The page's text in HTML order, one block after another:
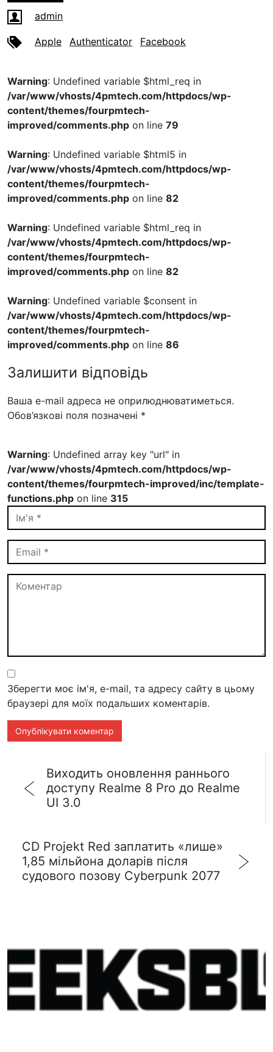
admin
Apple Authenticator Facebook
Warning: Undefined variable $html_req in
/var/www/vhosts/4pmtech.com/httpdocs/wp-
content/themes/fourpmtech-
improved/comments.php on line 79
Warning: Undefined variable $html5 in
/var/www/vhosts/4pmtech.com/httpdocs/wp-
content/themes/fourpmtech-
improved/comments.php on line 82
Warning: Undefined variable $html_req in
/var/www/vhosts/4pmtech.com/httpdocs/wp-
content/themes/fourpmtech-
improved/comments.php on line 82
Warning: Undefined variable $consent in
/var/www/vhosts/4pmtech.com/httpdocs/wp-
content/themes/fourpmtech-
improved/comments.php on line 86
Залишити відповідь
Ваша e-mail адреса не оприлюднюватиметься.
Обов’язкові поля позначені *
Warning: Undefined array key "url" in
/var/www/vhosts/4pmtech.com/httpdocs/wp-
content/themes/fourpmtech-improved/inc/template-
functions.php on line 315
Зберегти моє ім'я, e-mail, та адресу сайту в цьому
браузері для моїх подальших коментарів.
Виходить оновлення раннього
доступу Realme 8 Pro до Realme
UI 3.0
CD Projekt Red заплатить «лише»
1,85 мільйона доларів після
судового позову Cyberpunk 2077